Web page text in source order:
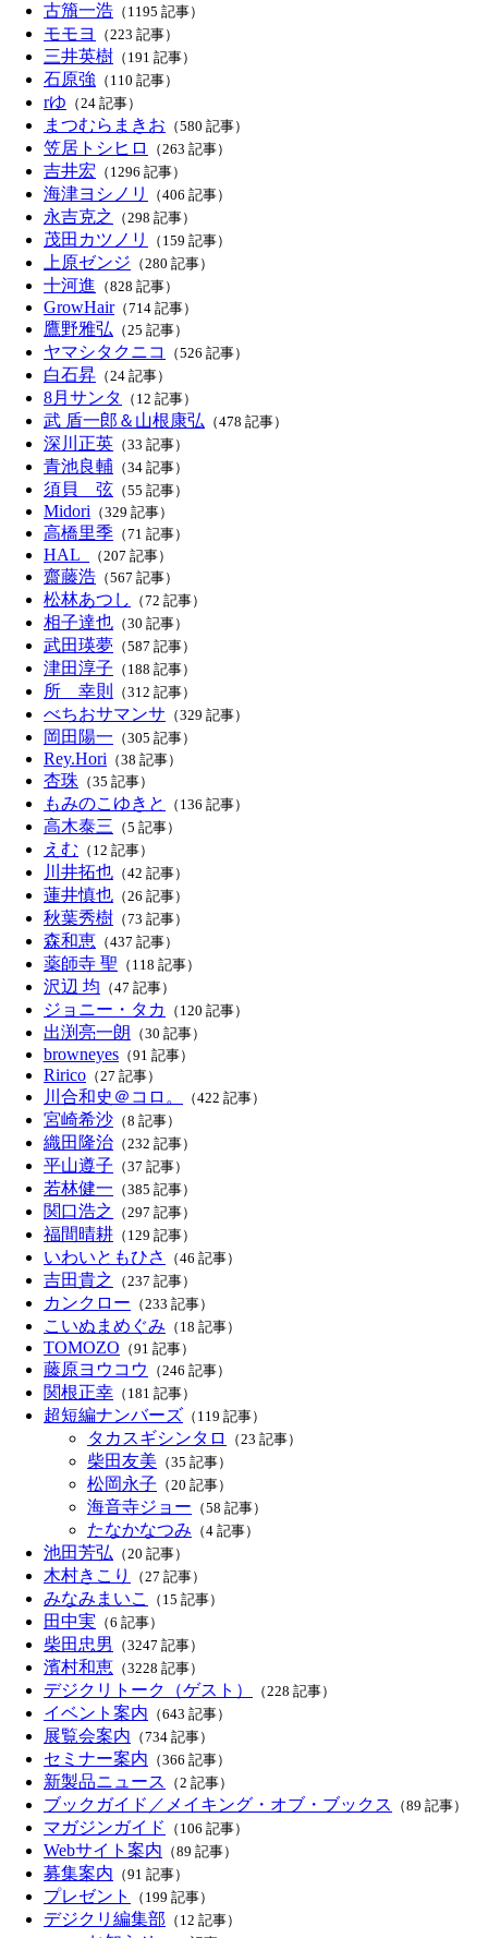
古籏一浩 （1195 記事）
モモヨ （223 記事）
三井英樹 （191 記事）
石原強 （110 記事）
rゆ （24 記事）
まつむらまきお （580 記事）
笠居トシヒロ （263 記事）
吉井宏 （1296 記事）
海津ヨシノリ （406 記事）
永吉克之 （298 記事）
茂田カツノリ （159 記事）
上原ゼンジ （280 記事）
十河進 （828 記事）
GrowHair（714 記事）
鷹野雅弘 （25 記事）
ヤマシタクニコ （526 記事）
白石昇 （24 記事）
8月サンタ （12 記事）
武 盾一郎＆山根康弘 （478 記事）
深川正英 （33 記事）
青池良輔 （34 記事）
須貝 弦 （55 記事）
Midori （329 記事）
高橋里季 （71 記事）
HAL_ （207 記事）
齋藤浩 （567 記事）
松林あつし （72 記事）
相子達也 （30 記事）
武田瑛夢 （587 記事）
津田淳子 （188 記事）
所 幸則 （312 記事）
べちおサマンサ （329 記事）
岡田陽一 （305 記事）
Rey.Hori （38 記事）
杏珠 （35 記事）
もみのこゆきと （136 記事）
高木泰三 （5 記事）
えむ （12 記事）
川井拓也 （42 記事）
蓮井慎也 （26 記事）
秋葉秀樹 （73 記事）
森和恵 （437 記事）
薬師寺 聖 （118 記事）
沢辺 均 （47 記事）
ジョニー・タカ （120 記事）
出渕亮一朗 （30 記事）
browneyes （91 記事）
Ririco （27 記事）
川合和史＠コロ。 （422 記事）
宮崎希沙 （8 記事）
織田隆治 （232 記事）
平山遵子 （37 記事）
若林健一 （385 記事）
関口浩之 （297 記事）
福間晴耕 （129 記事）
いわいともひさ （46 記事）
吉田貴之 （237 記事）
カンクロー （233 記事）
こいぬまめぐみ （18 記事）
TOMOZO （91 記事）
藤原ヨウコウ （246 記事）
関根正幸 （181 記事）
超短編ナンバーズ （119 記事）
タカスギシンタロ （23 記事）
柴田友美 （35 記事）
松岡永子 （20 記事）
海音寺ジョー （58 記事）
たなかなつみ （4 記事）
池田芳弘 （20 記事）
木村きこり （27 記事）
みなみまいこ （15 記事）
田中実 （6 記事）
柴田忠男 （3247 記事）
濱村和恵 （3228 記事）
デジクリトーク（ゲスト） （228 記事）
イベント案内 （643 記事）
展覧会案内 （734 記事）
セミナー案内 （366 記事）
新製品ニュース （2 記事）
ブックガイド／メイキング・オブ・ブックス （89 記事）
マガジンガイド （106 記事）
Webサイト案内 （89 記事）
募集案内 （91 記事）
プレゼント （199 記事）
デジクリ編集部 （12 記事）